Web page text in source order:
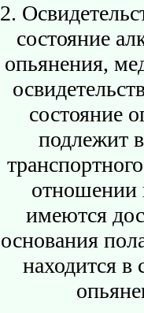
2.
состояние
опьянения,
состояние
подлежит
отношении
имеются
основания
находится в